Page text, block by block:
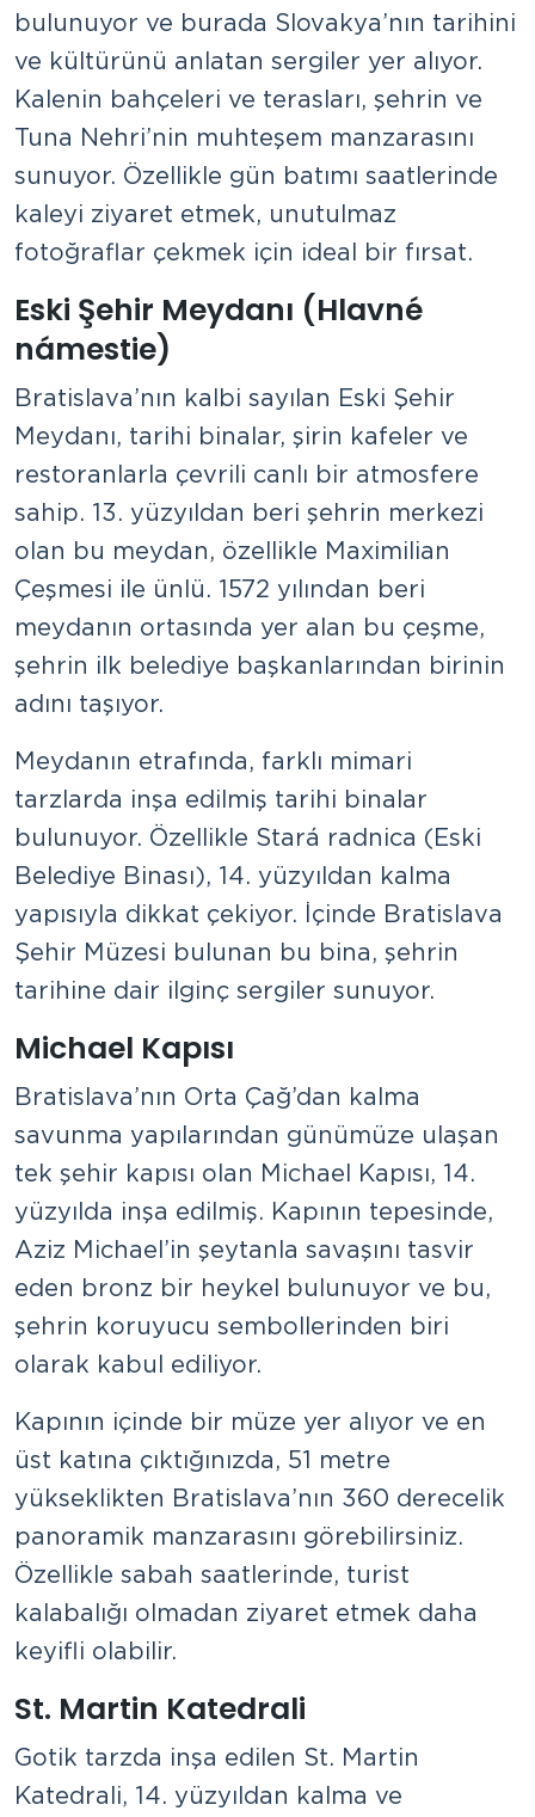
bulunuyor ve burada Slovakya’nın tarihini
ve kültürünü anlatan sergiler yer alıyor.
Kalenin bahçeleri ve terasları, şehrin ve
Tuna Nehri’nin muhteşem manzarasını
sunuyor. Özellikle gün batımı saatlerinde
kaleyi ziyaret etmek, unutulmaz
fotoğraflar çekmek için ideal bir fırsat.
Eski Şehir Meydanı (Hlavné
námestie)
Bratislava’nın kalbi sayılan Eski Şehir
Meydanı, tarihi binalar, şirin kafeler ve
restoranlarla çevrili canlı bir atmosfere
sahip. 13. yüzyıldan beri şehrin merkezi
olan bu meydan, özellikle Maximilian
Çeşmesi ile ünlü. 1572 yılından beri
meydanın ortasında yer alan bu çeşme,
şehrin ilk belediye başkanlarından birinin
adını taşıyor.
Meydanın etrafında, farklı mimari
tarzlarda inşa edilmiş tarihi binalar
bulunuyor. Özellikle Stará radnica (Eski
Belediye Binası), 14. yüzyıldan kalma
yapısıyla dikkat çekiyor. İçinde Bratislava
Şehir Müzesi bulunan bu bina, şehrin
tarihine dair ilginç sergiler sunuyor.
Michael Kapısı
Bratislava’nın Orta Çağ’dan kalma
savunma yapılarından günümüze ulaşan
tek şehir kapısı olan Michael Kapısı, 14.
yüzyılda inşa edilmiş. Kapının tepesinde,
Aziz Michael’in şeytanla savaşını tasvir
eden bronz bir heykel bulunuyor ve bu,
şehrin koruyucu sembollerinden biri
olarak kabul ediliyor.
Kapının içinde bir müze yer alıyor ve en
üst katına çıktığınızda, 51 metre
yükseklikten Bratislava’nın 360 derecelik
panoramik manzarasını görebilirsiniz.
Özellikle sabah saatlerinde, turist
kalabalığı olmadan ziyaret etmek daha
keyifli olabilir.
St. Martin Katedrali
Gotik tarzda inşa edilen St. Martin
Katedrali, 14. yüzyıldan kalma ve